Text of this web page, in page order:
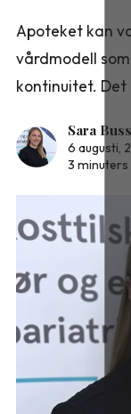
Apoteket kan
vårdmodell
kontinuitet. Det
Sara
6 augusti,
3 minuters